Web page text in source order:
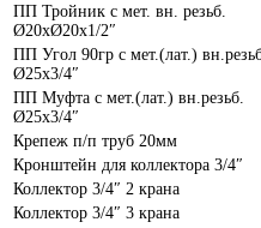
ПП Тройник с мет. вн. резьб.
Ø20хØ20х1/2″
ПП Угол 90гр с мет.(лат.)
Ø25х3/4″
ПП Муфта с мет.(лат.) вн.резьб.
Ø25х3/4″
Крепеж п/п труб 20мм
Кронштейн для коллектора 3/4″
Коллектор 3/4″ 2 крана
Коллектор 3/4″ 3 крана